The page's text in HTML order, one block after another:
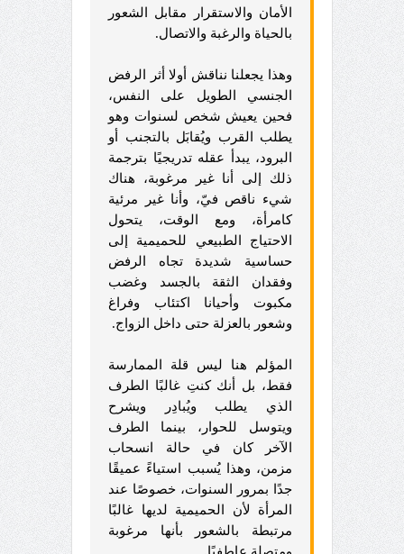
الأمان والاستقرار مقابل الشعور
بالحياة والرغبة والاتصال.
وهذا يجعلنا نناقش أولا أثر الرفض
الجنسي الطويل على النفس،
فحين يعيش شخص لسنوات وهو
يطلب القرب ويُقابَل بالتجنب أو
البرود، يبدأ عقله تدريجيًا بترجمة
ذلك إلى أنا غير مرغوبة، هناك
شيء ناقص فيّ، وأنا غير مرئية
كامرأة، ومع الوقت، يتحول
الاحتياج الطبيعي للحميمية إلى
حساسية شديدة تجاه الرفض
وفقدان الثقة بالجسد وغضب
مكبوت وأحيانا اكتئاب وفراغ
وشعور بالعزلة حتى داخل الزواج.
المؤلم هنا ليس قلة الممارسة
فقط، بل أنك كنتِ غالبًا الطرف
الذي يطلب ويُبادِر ويشرح
ويتوسل للحوار، بينما الطرف
الآخر كان في حالة انسحاب
مزمن، وهذا يُسبب استياءً عميقًا
جدًا بمرور السنوات، خصوصًا عند
المرأة لأن الحميمية لديها غالبًا
مرتبطة بالشعور بأنها مرغوبة